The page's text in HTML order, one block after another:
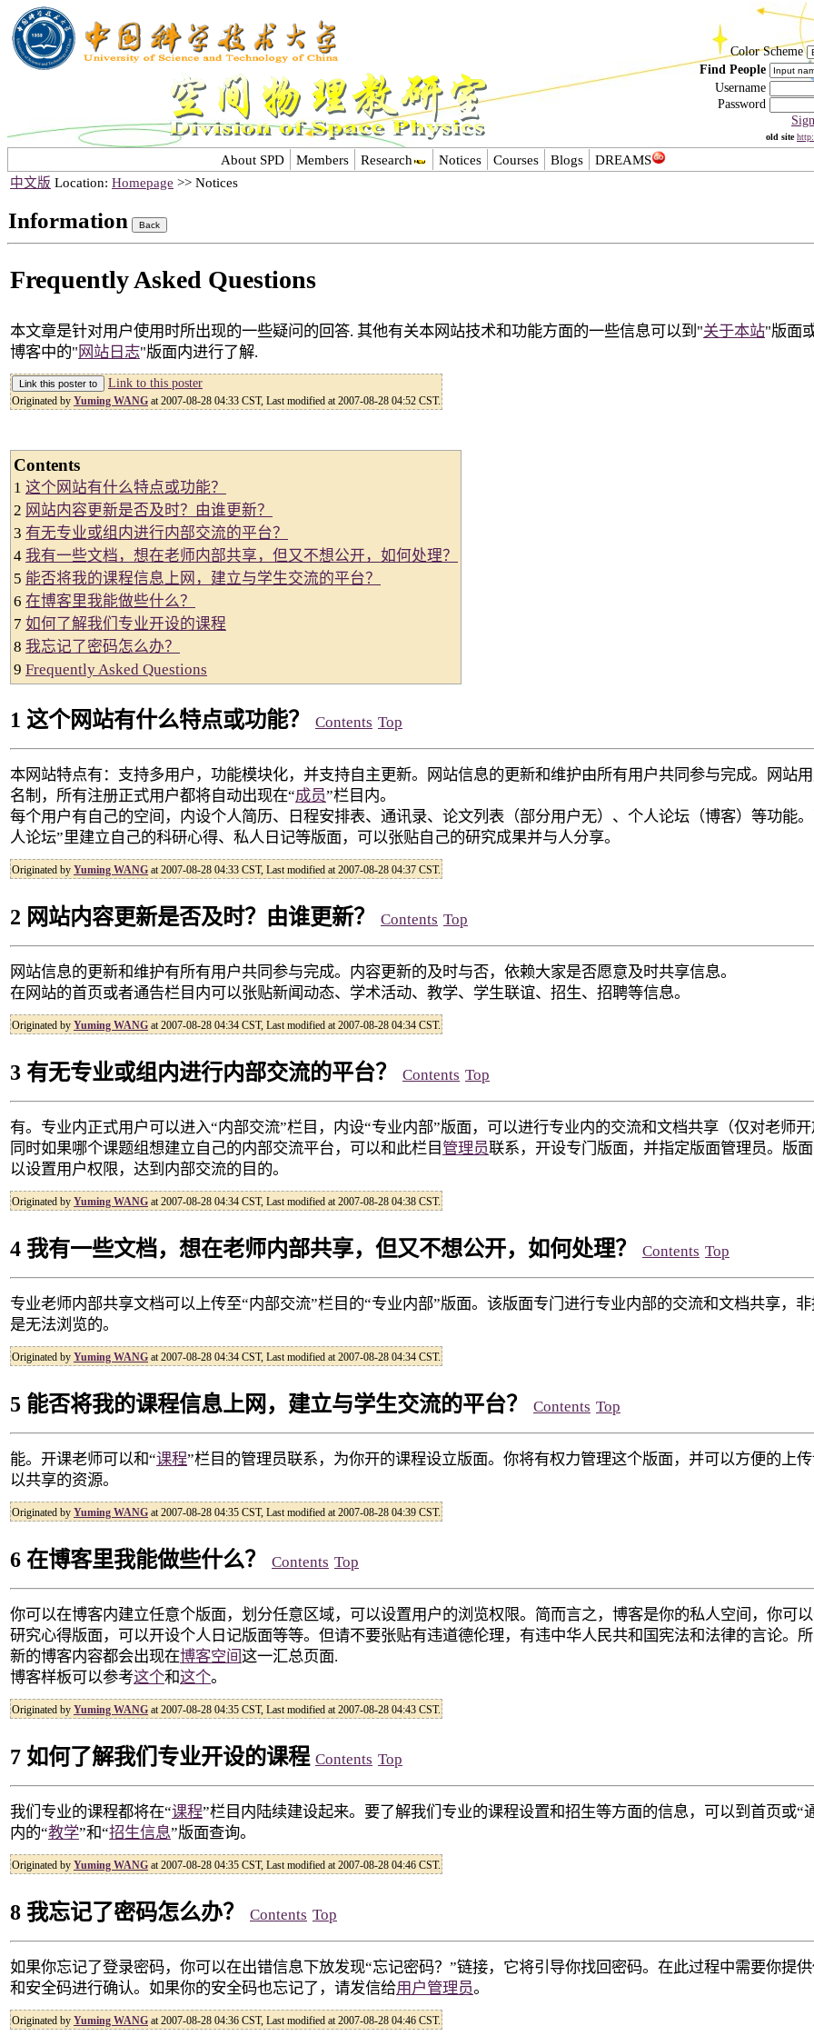
Color Scheme
Find People
Username
Password
old site
About SPD Members Research Notices Courses Blogs
DREAMS
中文版 Location: Homepage >> Notices
Information
Frequently Asked Questions
本文章是针对用户使用时所出现的一些疑问的回答. 其他有关本网站技术和功能方面的一些信息可以到"关于本站"版面
博客中的" 网站日志"版面内进行了解.
Link to this poster
Originated by Yuming WANG at 2007-08-28 04:33 CST, Last modified at 2007-08-28 04:52 CST.
Contents
1 这个网站有什么特点或功能？
2 网站内容更新是否及时？由谁更新？
3 有无专业或组内进行内部交流的平台？
4 我有一些文档，想在老师内部共享，但又不想公开，如何处理？
5 能否将我的课程信息上网，建立与学生交流的平台？
6 在博客里我能做些什么？
7 如何了解我们专业开设的课程
8 我忘记了密码怎么办？
9 Frequently Asked Questions
1 这个网站有什么特点或功能？ Contents Top
本网站特点有：支持多用户，功能模块化，并支持自主更新。网站信息的更新和维护由所有用户共同参与完成。网站
名制，所有注册正式用户都将自动出现在“成员”栏目内。
每个用户有自己的空间，内设个人简历、日程安排表、通讯录、论文列表（部分用户无）、个人论坛（博客）等功能
人论坛”里建立自己的科研心得、私人日记等版面，可以张贴自己的研究成果并与人分享。
Originated by Yuming WANG at 2007-08-28 04:33 CST, Last modified at 2007-08-28 04:37 CST.
2 网站内容更新是否及时？由谁更新？ Contents Top
网站信息的更新和维护有所有用户共同参与完成。内容更新的及时与否，依赖大家是否愿意及时共享信息。
在网站的首页或者通告栏目内可以张贴新闻动态、学术活动、教学、学生联谊、招生、招聘等信息。
Originated by Yuming WANG at 2007-08-28 04:34 CST, Last modified at 2007-08-28 04:34 CST.
3 有无专业或组内进行内部交流的平台？ Contents Top
有。专业内正式用户可以进入“内部交流”栏目，内设“专业内部”版面，可以进行专业内的交流和文档共享（仅对老师
同时如果哪个课题组想建立自己的内部交流平台，可以和此栏目 管理员联系，开设专门版面，并指定版面管理员。版
以设置用户权限，达到内部交流的目的。
Originated by Yuming WANG at 2007-08-28 04:34 CST, Last modified at 2007-08-28 04:38 CST.
4 我有一些文档，想在老师内部共享，但又不想公开，如何处理？ Contents Top
专业老师内部共享文档可以上传至“内部交流”栏目的“专业内部”版面。该版面专门进行专业内部的交流和文档共享，
是无法浏览的。
Originated by Yuming WANG at 2007-08-28 04:34 CST, Last modified at 2007-08-28 04:34 CST.
5 能否将我的课程信息上网，建立与学生交流的平台？ Contents Top
能。开课老师可以和“课程”栏目的管理员联系，为你开的课程设立版面。你将有权力管理这个版面，并可以方便的上
以共享的资源。
Originated by Yuming WANG at 2007-08-28 04:35 CST, Last modified at 2007-08-28 04:39 CST.
6 在博客里我能做些什么？ Contents Top
你可以在博客内建立任意个版面，划分任意区域，可以设置用户的浏览权限。简而言之，博客是你的私人空间，你可
研究心得版面，可以开设个人日记版面等等。但请不要张贴有违道德伦理，有违中华人民共和国宪法和法律的言论。
新的博客内容都会出现在博客空间这一汇总页面.
博客样板可以参考这个和这个。
Originated by Yuming WANG at 2007-08-28 04:35 CST, Last modified at 2007-08-28 04:43 CST.
7 如何了解我们专业开设的课程 Contents Top
我们专业的课程都将在“课程”栏目内陆续建设起来。要了解我们专业的课程设置和招生等方面的信息，可以到首页或“
内的“教学”和“招生信息”版面查询。
Originated by Yuming WANG at 2007-08-28 04:35 CST, Last modified at 2007-08-28 04:46 CST.
8 我忘记了密码怎么办？ Contents Top
如果你忘记了登录密码，你可以在出错信息下放发现“忘记密码？”链接，它将引导你找回密码。在此过程中需要你提
和安全码进行确认。如果你的安全码也忘记了，请发信给用户管理员。
Originated by Yuming WANG at 2007-08-28 04:36 CST, Last modified at 2007-08-28 04:46 CST.